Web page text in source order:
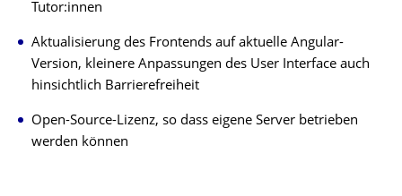
Tutor:innen
Aktualisierung des Frontends auf aktuelle Angular-
Version, kleinere Anpassungen des User Interface auch
hinsichtlich Barrierefreiheit
Open-Source-Lizenz, so dass eigene Server betrieben
werden können